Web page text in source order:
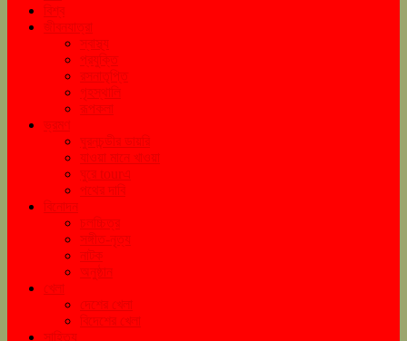
বিশ্ব
জীবনযাত্রা
স্বাস্থ্য
প্রযুক্তি
রসনাতৃপ্তি
গৃহস্থালি
রূপকলা
ভ্রমণ
ঘুরনচন্ডীর ডায়রি
যাওয়া মানে খাওয়া
ঘুরে tourএ
পথের দাবি
বিনোদন
চলচ্চিত্র
সঙ্গীত-নৃত্য
নাটক
অনুষ্ঠান
খেলা
দেশের খেলা
বিদেশের খেলা
সাহিত্য